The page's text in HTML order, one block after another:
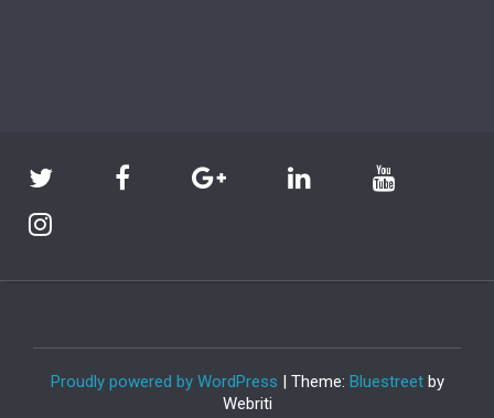
Proudly powered by WordPress | Theme: Bluestreetby
Webriti